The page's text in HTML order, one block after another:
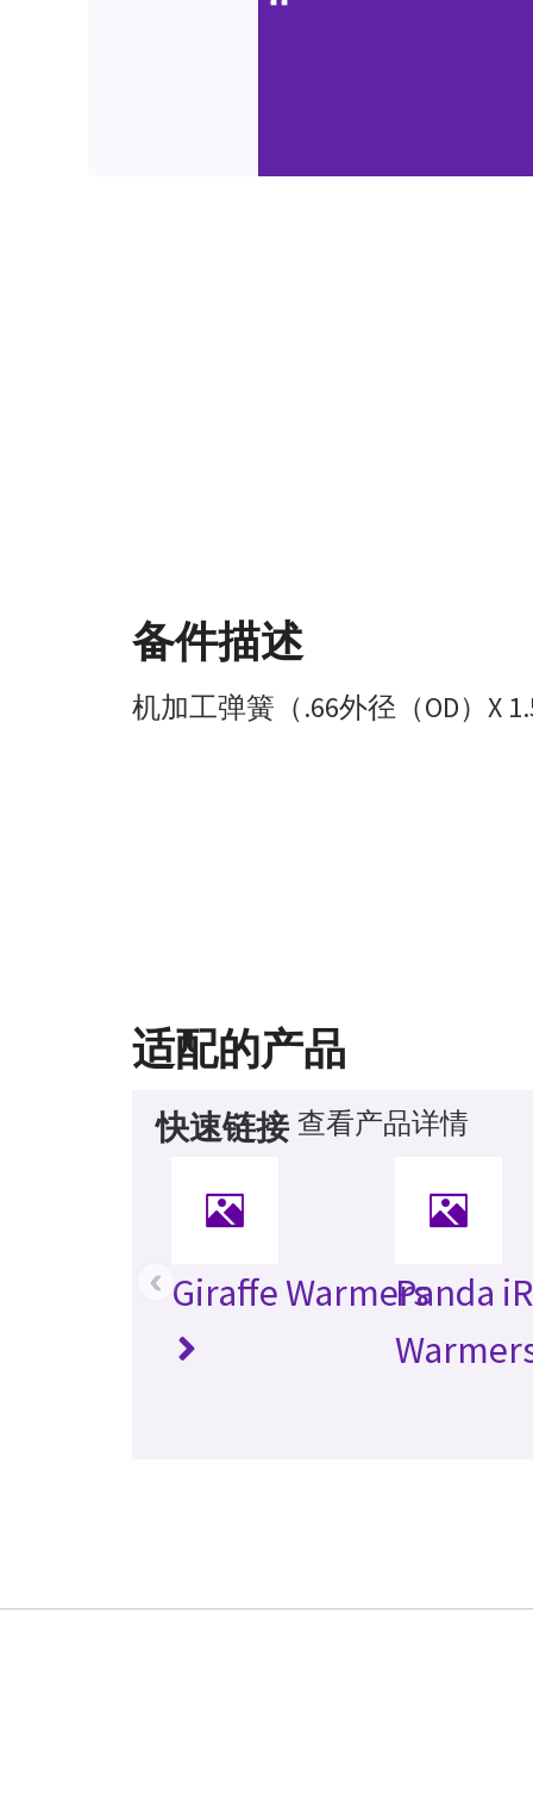
备件描述
机加工弹簧（.66外径（OD）X
适配的产品
快速链接 查看产品详情
Giraffe WarmersPanda
‹